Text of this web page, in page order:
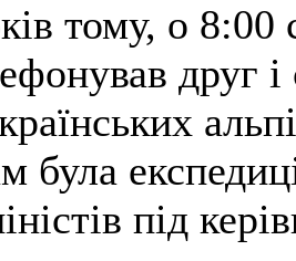
тому, о 8:00
друг
була
під